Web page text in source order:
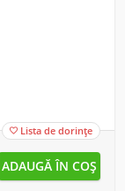
 Lista de dorințe